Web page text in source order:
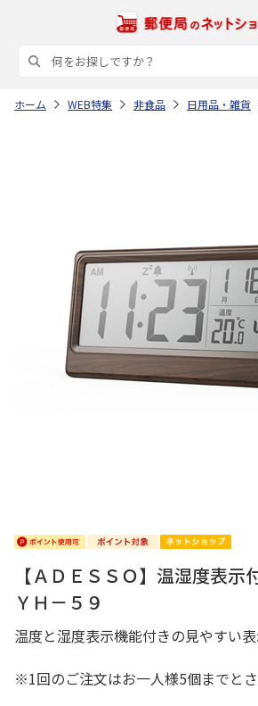
ホーム WEB特集 非食品 日用品・雑貨
【ＡＤＥＳＳＯ】温湿度表
ＹＨ－５９
温度と湿度表示機能付きの見やすい
※1回のご注文はお一人様5個までとさ